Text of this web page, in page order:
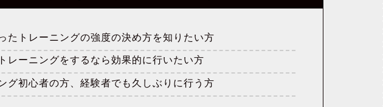
たトレーニングの強度の決め方を知りたい方
レーニングをするなら効果的に行いたい方
グ初心者の方、経験者でも久しぶりに行う方